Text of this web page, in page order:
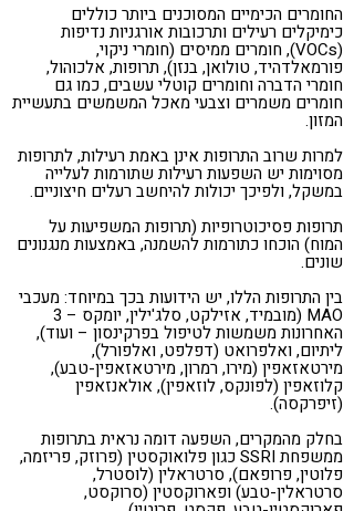
החומרים הכימיים המסוכנים ביותר כוללים
כימיקלים רעילים ותרכובות אורגניות נדיפות
(VOCs), חומרים ממיסים (חומרי ניקוי,
פורמאלדהיד, טולואן, בנזן), תרופות, אלכוהול,
חומרי הדברה וחומרים קוטלי עשבים, כמו גם
חומרים משמרים וצבעי מאכל המשמשים בתעשיית
המזון.
למרות שרוב התרופות אינן באמת רעילות, לתרופות
מסוימות יש השפעות רעילות שתורמות לעלייה
במשקל, ולפיכך יכולות להיחשב רעלים חיצוניים.
תרופות פסיכוטרופיות (תרופות המשפיעות על
המוח) הוכחו כתורמות להשמנה, באמצעות מנגנונים
שונים.
בין התרופות הללו, יש הידועות בכך במיוחד: מעכבי
MAO (מובמיד, אזילקט, סלג'ילין, יומקס – 3
האחרונות משמשות לטיפול בפרקינסון – ועוד),
ליתיום, ואלפרואט (דפלפט, ואלפורל),
מירטאזאפין (מירו, רמרון, מירטאזאפין-טבע),
קלוזאפין (לפונקס, לוזאפין), אולאנזאפין
(זיפרקסה).
בחלק מהמקרים, השפעה דומה נראית בתרופות
ממשפחת SSRI כגון פלואוקסטין (פרוזק, פריזמה,
פלוטין, פרופאם), סרטראלין (לוסטרל,
סרטראלין-טבע) ופארוקסטין (סרוקסט,